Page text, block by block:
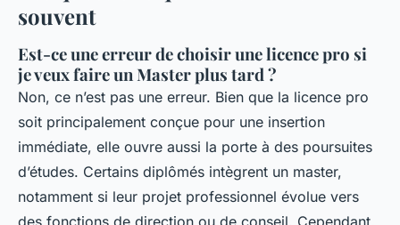
souvent
Est-ce une erreur de choisir une licence pro si
je veux faire un Master plus tard ?
Non, ce n’est pas une erreur. Bien que la licence pro
soit principalement conçue pour une insertion
immédiate, elle ouvre aussi la porte à des poursuites
d’études. Certains diplômés intègrent un master,
notamment si leur projet professionnel évolue vers
des fonctions de direction ou de conseil. Cependant,